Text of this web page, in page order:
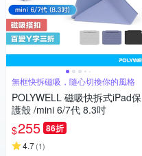
無框快拆磁吸，隨心切換你的風格
POLYWELL 磁吸快拆式iPad保
護殼 /mini 6/7代 8.3吋
$255 86折
4.7(1)